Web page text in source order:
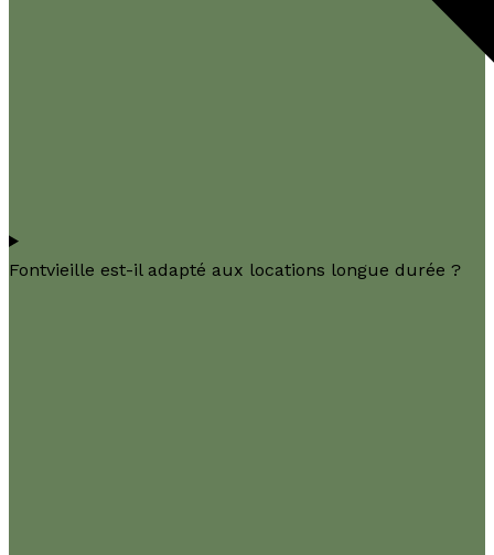
Fontvieille est-il adapté aux locations longue durée ?